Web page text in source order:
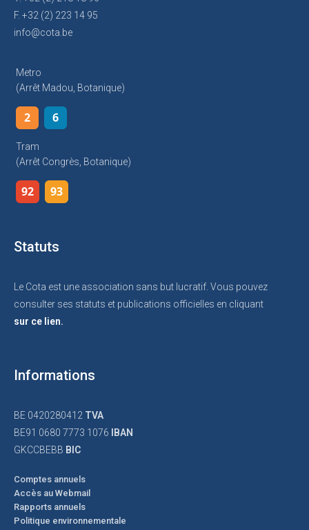
F. +32 (2) 223 14 95
info@cota.be
Metro
(arrêt Madou, Botanique)
2 6
Tram
(arrêt Congrès, Botanique)
92 93
Statuts
Le Cota est une association sans but lucratif. Vous pouvez
consulter ses statuts et publications officielles en cliquant
sur ce lien.
Informations
BE 0420280412 TVA
BE91 0680 7773 1076
IBAN
GKCCBEBB BIC
Comptes annuels
Accès au Webmail
Rapports annuels
Politique environnementale